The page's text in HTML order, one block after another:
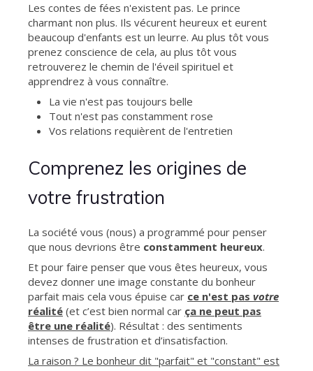
Les contes de fées n'existent pas. Le prince
charmant non plus. Ils vécurent heureux et eurent
beaucoup d'enfants est un leurre. Au plus tôt vous
prenez conscience de cela, au plus tôt vous
retrouverez le chemin de l'éveil spirituel et
apprendrez à vous connaître.
La vie n'est pas toujours belle
Tout n'est pas constamment rose
Vos relations requièrent de l'entretien
Comprenez les origines de
votre frustration
La société vous (nous) a programmé pour penser
que nous devrions être constamment heureux.
Et pour faire penser que vous êtes heureux, vous
devez donner une image constante du bonheur
parfait mais cela vous épuise car ce n'est pas votre
réalité (et c’est bien normal car ça ne peut pas
être une réalité). Résultat : des sentiments
intenses de frustration et d’insatisfaction.
La raison ? Le bonheur dit "parfait" et "constant" est